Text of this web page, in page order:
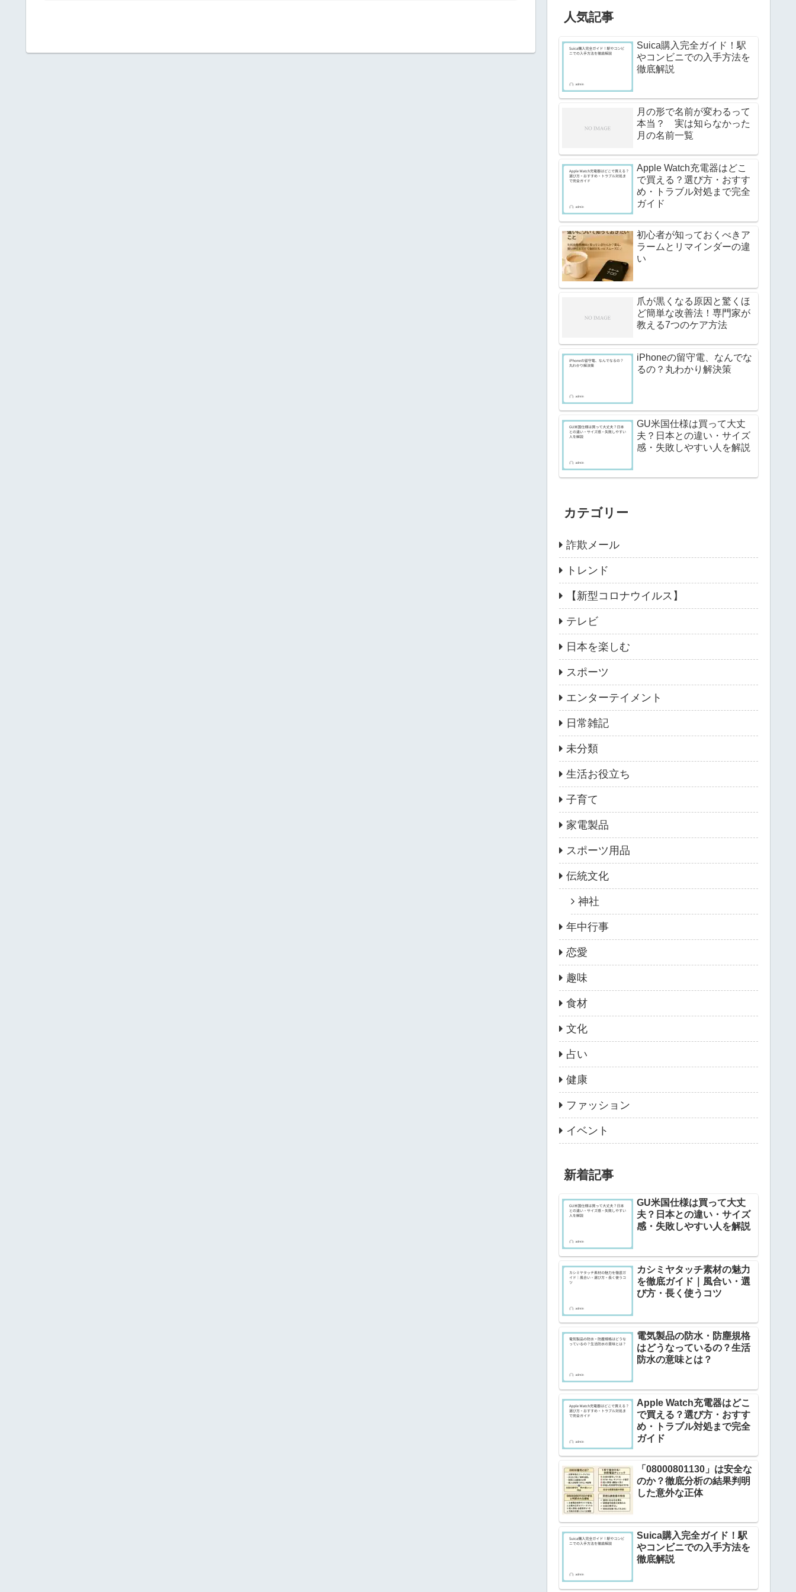
人気記事
Suica購入完全ガイド！駅
やコンビニでの入手方法を
徹底解説
月の形で名前が変わるって
本当？ 実は知らなかった
月の名前一覧
Apple Watch充電器はどこ
で買える？選び方・おすす
め・トラブル対処まで完全
ガイド
初心者が知っておくべきア
ラームとリマインダーの違
い
爪が黒くなる原因と驚くほ
ど簡単な改善法！専門家が
教える7つのケア方法
iPhoneの留守電、なんでな
るの？丸わかり解決策
GU米国仕様は買って大丈
夫？日本との違い・サイズ
感・失敗しやすい人を解説
カテゴリー
詐欺メール
トレンド
【新型コロナウイルス】
テレビ
日本を楽しむ
スポーツ
エンターテイメント
日常雑記
未分類
生活お役立ち
子育て
家電製品
スポーツ用品
伝統文化
神社
年中行事
恋愛
趣味
食材
文化
占い
健康
ファッション
イベント
新着記事
GU米国仕様は買って大丈
夫？日本との違い・サイズ
感・失敗しやすい人を解説
カシミヤタッチ素材の魅力
を徹底ガイド｜風合い・選
び方・長く使うコツ
電気製品の防水・防塵規格
はどうなっているの？生活
防水の意味とは？
Apple Watch充電器はどこ
で買える？選び方・おすす
め・トラブル対処まで完全
ガイド
「08000801130」は安全な
のか？徹底分析の結果判明
した意外な正体
Suica購入完全ガイド！駅
やコンビニでの入手方法を
徹底解説